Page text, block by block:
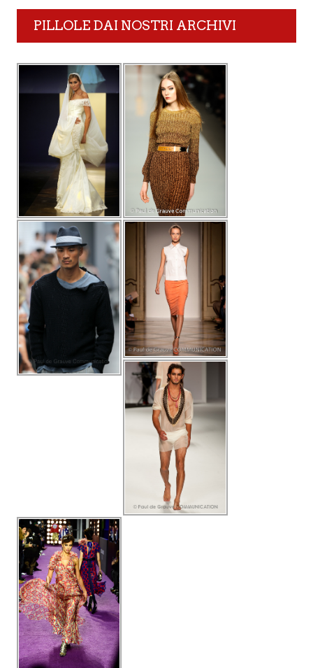
PILLOLE DAI NOSTRI ARCHIVI